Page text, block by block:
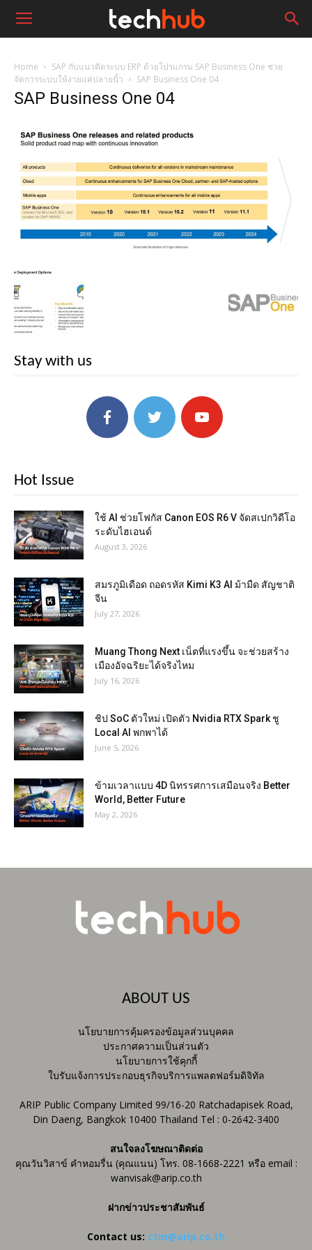
Home
SAP กับแนวคิดระบบ ERP ด้วยโปรแกรม SAP Business One ช่วย
จัดการระบบให้ง่ายแค่ปลายนิ้ว
SAP Business One 04
SAP Business One 04
Stay with us
Hot Issue
ใช้ AI ช่วยโฟกัส Canon EOS R6 V จัดสเปกวิดีโอ
ระดับไฮเอนด์
August 3, 2026
สมรภูมิเดือด ถอดรหัส Kimi K3 AI ม้ามืด สัญชาติ
จีน
July 27, 2026
Muang Thong Next เน็ตที่แรงขึ้น จะช่วยสร้าง
เมืองอัจฉริยะได้จริงไหม
July 16, 2026
ชิป SoC ตัวใหม่ เปิดตัว Nvidia RTX Spark ชู
Local AI พกพาได้
June 5, 2026
ข้ามเวลาแบบ 4D นิทรรศการเสมือนจริง Better
World, Better Future
May 2, 2026
ABOUT US
นโยบายการคุ้มครองข้อมูลส่วนบุคคล
ประกาศความเป็นส่วนตัว
นโยบายการใช้คุกกี้
ใบรับแจ้งการประกอบธุรกิจบริการแพลตฟอร์มดิจิทัล
ARIP Public Company Limited 99/16-20 Ratchadapisek Road,
Din Daeng, Bangkok 10400 Thailand Tel : 0-2642-3400
สนใจลงโฆษณาติดต่อ
คุณวันวิสาข์ คำหอมรื่น (คุณแนน) โทร. 08-1668-2221 หรือ email :
wanvisak@arip.co.th
ฝากข่าวประชาสัมพันธ์
Contact us: ctm@arip.co.th